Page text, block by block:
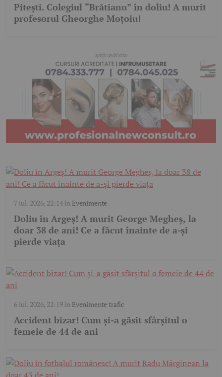
Pitești. Colegiul “Brătianu” în doliu! A murit
profesorul Gheorghe Moțoiu!
7 iul. 2026, 22:14în Evenimente
Doliu în Argeş! A murit George Megheș, la
doar 38 de ani! Ce a făcut înainte de a-și
pierde viața
6 iul. 2026, 22:19în Evenimente trafic
Accident bizar! Cum și-a găsit sfârșitul o
femeie de 44 de ani